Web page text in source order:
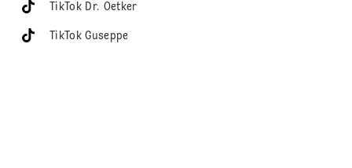
TikTok Dr. Oetker
TikTok Guseppe